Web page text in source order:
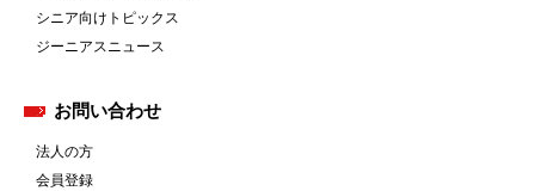
シニア向けトピックス
ジーニアスニュース
お問い合わせ
法人の方
会員登録